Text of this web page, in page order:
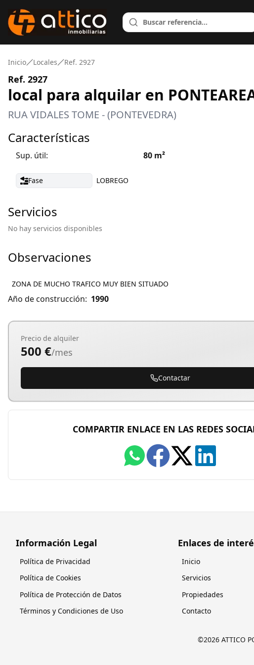
Inicio Locales Ref. 2927
Ref. 2927
local para alquilar en
RUA VIDALES TOME - (PONTEVEDRA)
Características
Sup. útil: 80 m²
Fase LOBREGO
Servicios
No hay servicios disponibles
Observaciones
ZONA DE MUCHO TRAFICO MUY BIEN SITUADO
Año de construcción: 1990
Precio de alquiler
500 €/mes
Contactar
COMPARTIR ENLACE EN LAS REDES
Información Legal
Política de Privacidad
Política de Cookies
Política de Protección de Datos
Términos y Condiciones de Uso
Enlaces de
Inicio
Servicios
Propiedades
Contacto
©2026 ATTICO